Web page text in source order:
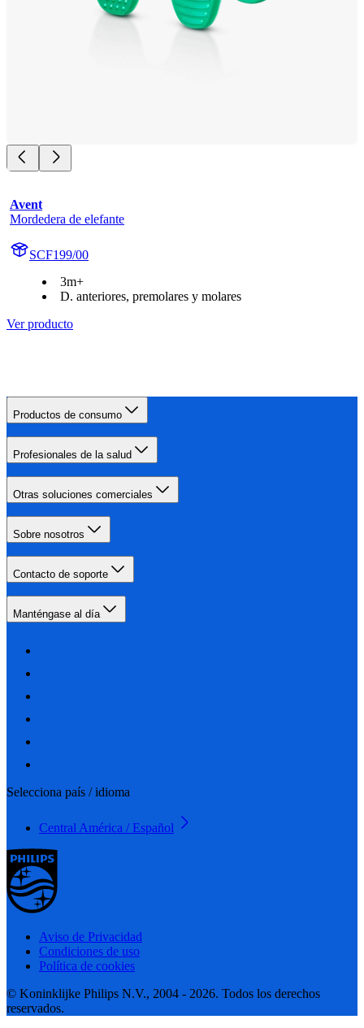
Avent
Mordedera de elefante
SCF199/00
3m+
D. anteriores, premolares y molares
Ver producto
Productos de consumo
Profesionales de la salud
Otras soluciones comerciales
Sobre nosotros
Contacto de soporte
Manténgase al día
Selecciona país / idioma
Central América / Español
Aviso de Privacidad
Condiciones de uso
Política de cookies
© Koninklijke Philips N.V., 2004 - 2026. Todos los derechos
reservados.